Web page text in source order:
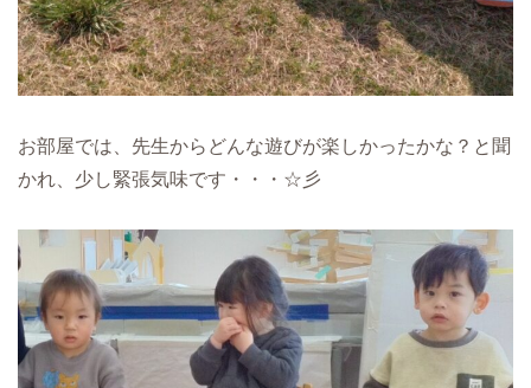
お部屋では、先生からどんな遊びが楽しかったかな？と聞
かれ、少し緊張気味です・・・☆彡